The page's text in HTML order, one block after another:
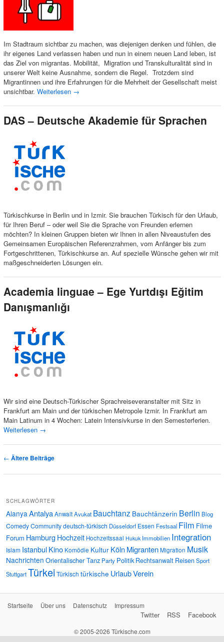
Im Stadtraum sichtbar zu machen, was diejenigen denken und fühlen, die
ihr eigenes Land verlassen haben und nun in einem neuen Land leben, ist
das Ziel von migrantas. Mobilität, Migration und Transkulturalität sind in
unserer Welt keine Ausnahme, sondern die Regel. Trotzdem sind
Migrantinnen und ihre Erfahrungen für die Mehrheit der Gesellschaft meist
unsichtbar. Weiterlesen →
DAS – Deutsche Akademie für Sprachen
Türkischkurse in Berlin und in Izmir. Sie brauchen Türkisch für den Urlaub,
für Ihren Beruf – oder weil Sie die Sprache von Freunden erlernen
möchten? In kleinen Gruppen bieten wir Ihnen in allen Niveaustufen des
Gemeinsamen Europäischen Referenzrahmen, vom Anfänger bis zum
Fortgeschrittenen, Türkischkurse an. Auf spezielle Wünsche gehen wir mit
maßgeschneiderten Lösungen ein.
Academia linguae – Ege Yurtdışı Eğitim
Danışmanlığı
Wir sind eine Deutsch-Türkischer Sprachreiseveranstalter mit Sitz in
Frankfurt am Main und der türkischen Metropole Izmir. In Frankfurt am
Main Latinum in 4 Wochen: Latein Intensivkurse in den Semesterferien.
Weiterlesen →
Artikelnavigation
← Ältere Beiträge
SCHLAGWÖRTER
Alanya AntalyaAnwaltAvukat Bauchtanz Bauchtänzerin Berlin Blog
ComedyCommunitydeutsch-türkisch Düsseldorf Essen Festsaal Film Filme
Forum Hamburg Hochzeit Hochzeitssaal Hukuk Immobilien Integration
Islam IstanbulKino Komödie Kultur Köln MigrantenMigration Musik
Nachrichten Orientalischer Tanz Party Politik Rechtsanwalt ReisenSport
StuttgartTürkeiTürkisch türkische UrlaubVerein
Startseite Über uns Datenschutz Impressum
Facebook
RSS
Twitter
© 2005-2026 Türkische.com